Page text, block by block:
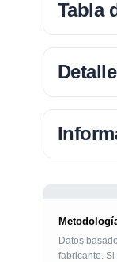
Tabla
Datos
fabricante.